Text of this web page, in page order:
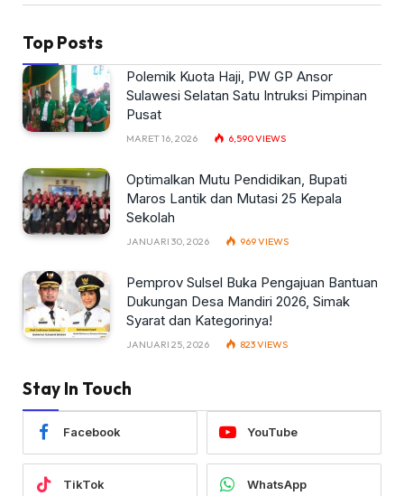
Top Posts
Polemik Kuota Haji, PW GP Ansor
Sulawesi Selatan Satu Intruksi Pimpinan
Pusat
MARET 16, 2026 6,590VIEWS
Optimalkan Mutu Pendidikan, Bupati
Maros Lantik dan Mutasi 25 Kepala
Sekolah
JANUARI 30, 2026 969VIEWS
Pemprov Sulsel Buka Pengajuan Bantuan
Dukungan Desa Mandiri 2026, Simak
Syarat dan Kategorinya!
JANUARI 25, 2026 823VIEWS
Stay In Touch
Facebook YouTube
TikTok WhatsApp